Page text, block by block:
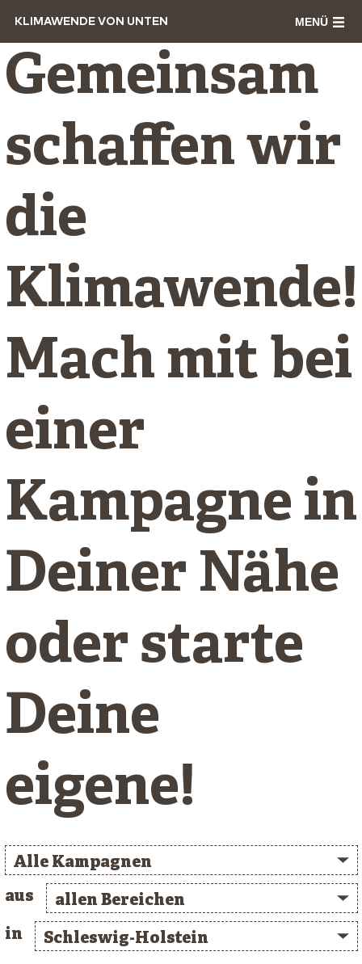
KLIMAWENDE VON UNTEN MENÜ
Gemeinsam
schaffen wir
die
Klimawende!
Mach mit bei
einer
Kampagne in
Deiner Nähe
oder starte
Deine
eigene!
Alle Kampagnen
aus
allen Bereichen
in
Schleswig-Holstein